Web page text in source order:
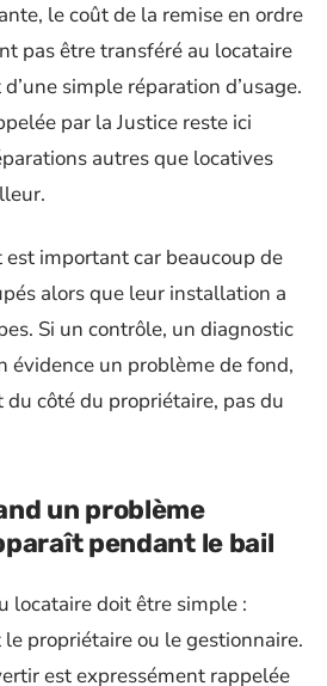
le coût de la remise en ordre
pas être transféré au locataire
d’une simple réparation d’usage.
par la Justice reste ici
autres que locatives
important car beaucoup de
alors que leur installation a
Si un contrôle, un diagnostic
évidence un problème de fond,
côté du propriétaire, pas du
un problème
pendant le bail
locataire doit être simple :
propriétaire ou le gestionnaire.
est expressément rappelée